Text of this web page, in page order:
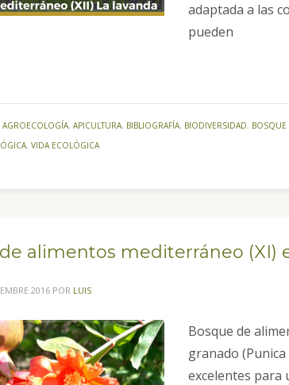
adaptada a las
pueden
AGROECOLOGÍA, APICULTURA, BIBLIOGRAFÍA, BIODIVERSIDAD, BOSQUE
, VIDA ECOLÓGICA
alimentos mediterráneo (XI)
2016 POR LUIS
Bosque de
granado
excelentes para